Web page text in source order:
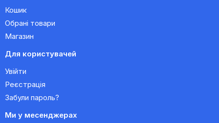
Кошик
Обрані товари
Магазин
Для користувачей
Увійти
Реєстрація
Забули пароль?
Ми у месенджерах